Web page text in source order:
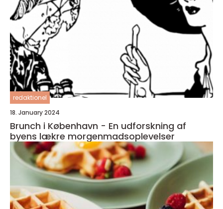
redaktionel
18. January 2024
Brunch i København - En udforskning af
byens lækre morgenmadsoplevelser